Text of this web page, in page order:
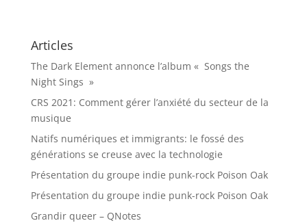
Articles
The Dark Element annonce l’album « Songs the
Night Sings »
CRS 2021: Comment gérer l’anxiété du secteur de la
musique
Natifs numériques et immigrants: le fossé des
générations se creuse avec la technologie
Présentation du groupe indie punk-rock Poison Oak
Présentation du groupe indie punk-rock Poison Oak
Grandir queer – QNotes